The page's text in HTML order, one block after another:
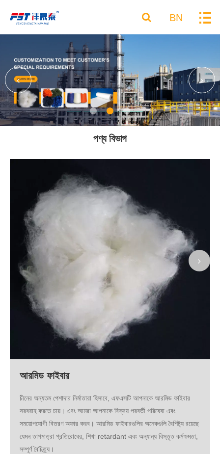
BN
পণ্য বিভাগ
আরমিড ফাইবার
চীনের অন্যতম পেশাদার নির্মাতারা হিসাবে, এফএসটি আপনাকে আরমিড ফাইবার
সরবরাহ করতে চায়। এবং আমরা আপনাকে বিক্রয় পরবর্তী পরিষেবা এবং
সময়োপযোগী বিতরণ অফার করব। আরমিড ফাইবারগুলির অনেকগুলি বৈশিষ্ট্য রয়েছে
যেমন তাপমাত্রা প্রতিরোধের, শিখা retardant এবং অন্যান্য বিস্তৃত কর্মক্ষমতা,
সম্পূর্ণ বৈচিত্র্য।